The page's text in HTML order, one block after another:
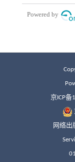
京ICP备
网络出